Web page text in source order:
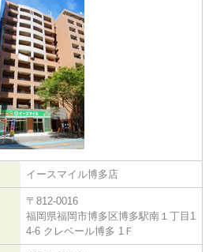
イースマイル博多店
〒812-0016
福岡県福岡市博多区博多駅南１丁目1
4-6 クレベール博多 1Ｆ